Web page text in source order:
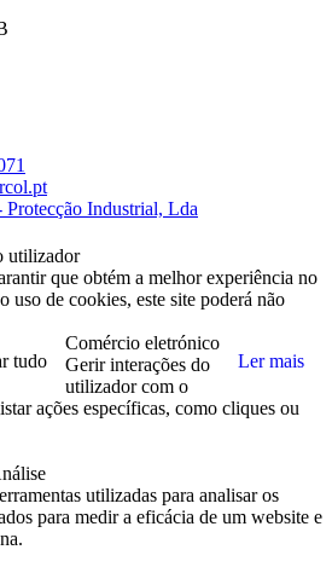
Protecção Industrial, Lda
utilizador
que obtém a melhor experiência no
uso de cookies, este site poderá não
tudo Ler mais
Comércio eletrónico
Gerir interações do
utilizador com o
ações específicas, como cliques ou
utilizadas para analisar os
para medir a eficácia de um website e